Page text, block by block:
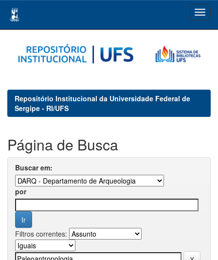
navigation
Repositório Institucional da Universidade Federal de
Sergipe - RI/UFS
Página de Busca
Buscar em:
por
Filtros correntes: